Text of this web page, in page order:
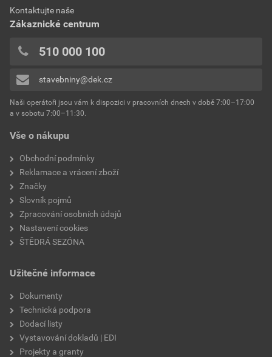
Dokumenty výrobce
Environmentální prohlášení výrobku
Stáhnout
Velikost
výrobce
typ
reakce na oheň
součinitel tepelné vodivosti0,8 W/mK
teplota zpracování
hmotnost
typ výrobku
faktor difuzního odporu
materiálová báze
Přidávat hodnocení může pouze přihlášený uživatel.
Vše o nákupu
Obchodní podmínky
Reklamace a vrácení zboží
Značky
Slovník pojmů
Zpracování osobních údajů
Nastavení cookies
ŠTĚDRÁ SEZÓNA
Užitečné informace
Dokumenty
Technická podpora
Dodací listy
Vystavování dokladů | EDI
Projekty a granty
Kontaktujte naše
Zákaznické centrum
510 000 100
stavebniny@dek.cz
Naši operátoři jsou vám k dispozici v pracovních dnech v době 7:00–17:00
a v sobotu 7:00–11:30.